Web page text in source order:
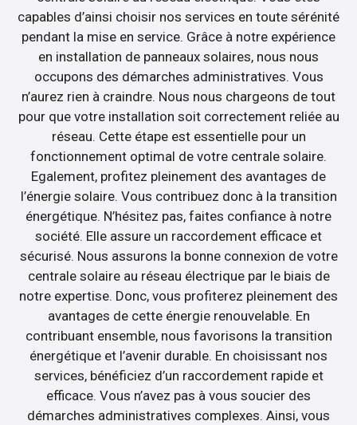
capables d’ainsi choisir nos services en toute sérénité
pendant la mise en service. Grâce à notre expérience
en installation de panneaux solaires, nous nous
occupons des démarches administratives. Vous
n’aurez rien à craindre. Nous nous chargeons de tout
pour que votre installation soit correctement reliée au
réseau. Cette étape est essentielle pour un
fonctionnement optimal de votre centrale solaire.
Egalement, profitez pleinement des avantages de
l’énergie solaire. Vous contribuez donc à la transition
énergétique. N’hésitez pas, faites confiance à notre
société. Elle assure un raccordement efficace et
sécurisé. Nous assurons la bonne connexion de votre
centrale solaire au réseau électrique par le biais de
notre expertise. Donc, vous profiterez pleinement des
avantages de cette énergie renouvelable. En
contribuant ensemble, nous favorisons la transition
énergétique et l’avenir durable. En choisissant nos
services, bénéficiez d’un raccordement rapide et
efficace. Vous n’avez pas à vous soucier des
démarches administratives complexes. Ainsi, vous